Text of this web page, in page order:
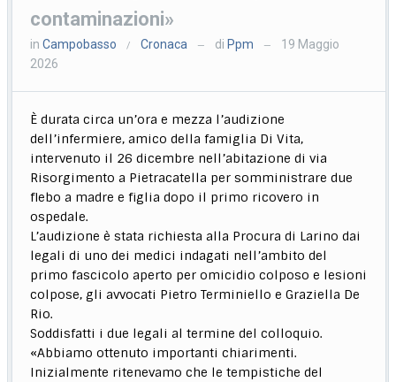
contaminazioni»
inCampobasso / Cronaca — di Ppm —
19 Maggio
2026
È durata circa un’ora e mezza l’audizione
dell’infermiere, amico della famiglia Di Vita,
intervenuto il 26 dicembre nell’abitazione di via
Risorgimento a Pietracatella per somministrare due
flebo a madre e figlia dopo il primo ricovero in
ospedale.
L’audizione è stata richiesta alla Procura di Larino dai
legali di uno dei medici indagati nell’ambito del
primo fascicolo aperto per omicidio colposo e lesioni
colpose, gli avvocati Pietro Terminiello e Graziella De
Rio.
Soddisfatti i due legali al termine del colloquio.
«Abbiamo ottenuto importanti chiarimenti.
Inizialmente ritenevamo che le tempistiche del